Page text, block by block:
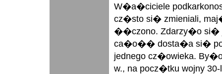
W�a�ciciele
cz�sto si� zmieniali,
��czono. Zdarzy�o si�
ca�o�� dosta�a si�
jednego cz�owieka.
w., na pocz�tku wojny